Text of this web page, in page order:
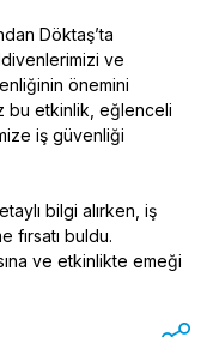
Döktaş’ta
ve
önemini
bu etkinlik, eğlenceli
iş güvenliği
bilgi alırken, iş
buldu.
ve etkinlikte emeği